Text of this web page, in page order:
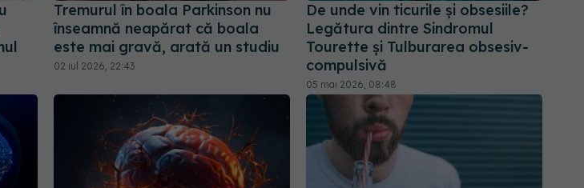
Tremurul în boala Parkinson nu
înseamnă neapărat că boala
este mai gravă, arată un studiu
02 iul 2026, 22:43
De unde vin ticurile și obsesiile?
Legătura dintre Sindromul
Tourette și Tulburarea obsesiv-
compulsivă
05 mai 2026, 08:48